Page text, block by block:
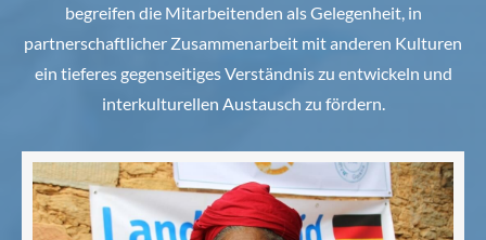
begreifen die Mitarbeitenden als Gelegenheit, in
partnerschaftlicher Zusammenarbeit mit anderen Kulturen
ein tieferes gegenseitiges Verständnis zu entwickeln und
interkulturellen Austausch zu fördern.